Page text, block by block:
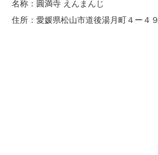
名称：圓満寺 えんまんじ
住所：愛媛県松山市道後湯月町４ー４９